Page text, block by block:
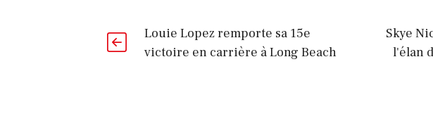
Louie Lopez remporte sa 15e
victoire en carrière à Long Beach
Skye
l'élan